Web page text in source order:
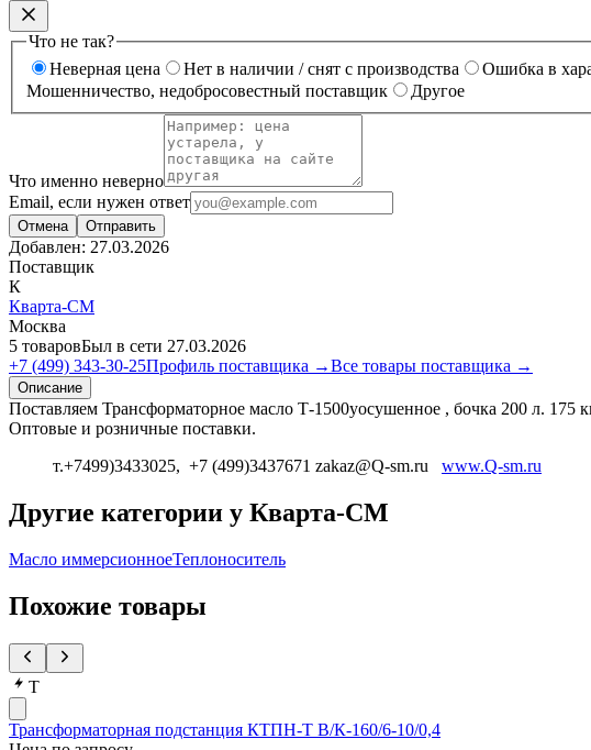
Что не так?
Неверная цена
Нет в наличии / снят с производства Ошибка в
Мошенничество, недобросовестный поставщик
Другое
Что именно неверно
Email, если нужен ответ
Отмена Отправить
Добавлен: 27.03.2026
Поставщик
К
Кварта-СМ
Москва
5 товаровБыл в сети 27.03.2026
+7 (499) 343-30-25Профиль поставщика →Все товары поставщика →
Описание
Поставляем Трансформаторное масло Т-1500уосушенное , бочка 200 л. 175
Оптовые и розничные поставки.
т.+7499)3433025, +7 (499)3437671 zakaz@Q-sm.ru www.Q-sm.ru
Другие категории у Кварта-СМ
Масло иммерсионноеТеплоноситель
Похожие товары
Т
Трансформаторная подстанция КТПН-Т В/К-160/6-10/0,4